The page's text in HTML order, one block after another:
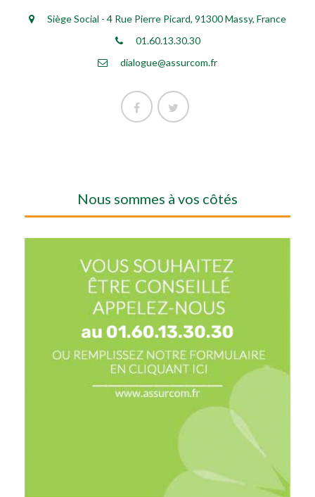
Siège Social - 4 Rue Pierre Picard, 91300 Massy, France
01.60.13.30.30
dialogue@assurcom.fr
Nous sommes à vos côtés